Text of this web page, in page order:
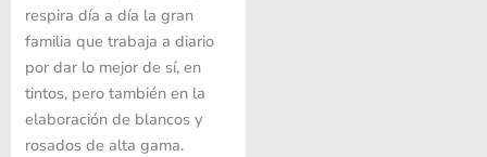
respira día a día la gran
familia que trabaja a diario
por dar lo mejor de sí, en
tintos, pero también en la
elaboración de blancos y
rosados de alta gama.